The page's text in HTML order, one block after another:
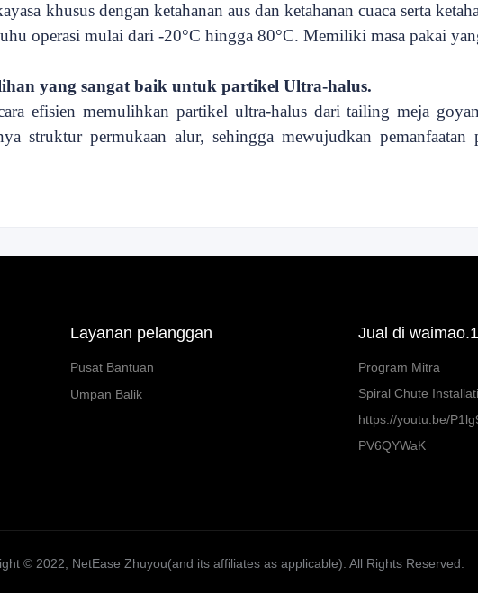
khusus dengan ketahanan aus dan ketahanan cuaca serta
operasi mulai dari -20°C hingga 80°C. Memiliki masa pakai
yang sangat baik untuk partikel Ultra-halus.
efisien memulihkan partikel ultra-halus dari tailing meja
struktur permukaan alur, sehingga mewujudkan pemanfaatan
Layanan pelanggan
Pusat Bantuan
Umpan Balik
Jual di
Program Mitra
Spiral Chute
https://youtu.be/
PV6QYWaK
©️ 2022, NetEase Zhuyou(and its affiliates as applicable). All Rights Reserved.